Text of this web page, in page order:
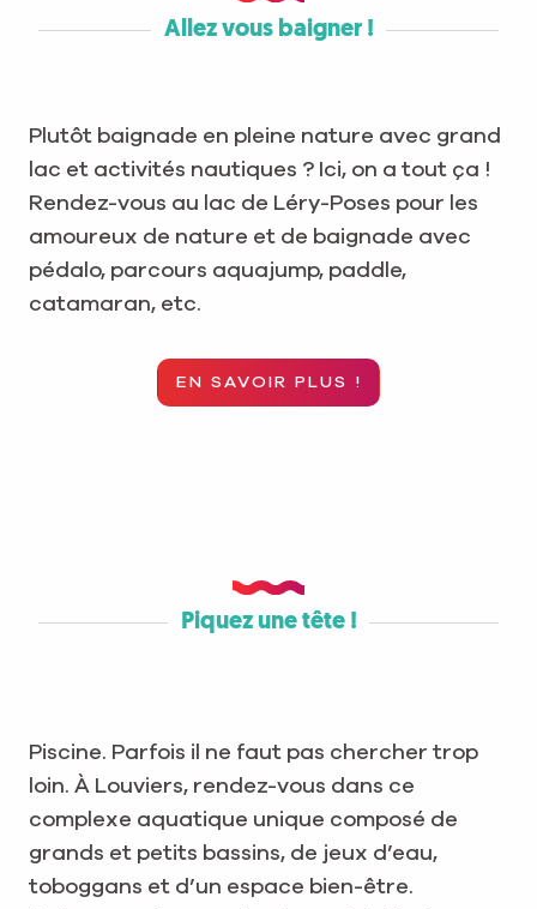
Allez vous baigner !
Plutôt baignade en pleine nature avec grand
lac et activités nautiques ? Ici, on a tout ça !
Rendez-vous au lac de Léry-Poses pour les
amoureux de nature et de baignade avec
pédalo, parcours aquajump, paddle,
catamaran, etc.
EN SAVOIR PLUS !
Piquez une tête !
Piscine. Parfois il ne faut pas chercher trop
loin. À Louviers, rendez-vous dans ce
complexe aquatique unique composé de
grands et petits bassins, de jeux d’eau,
toboggans et d’un espace bien-être.